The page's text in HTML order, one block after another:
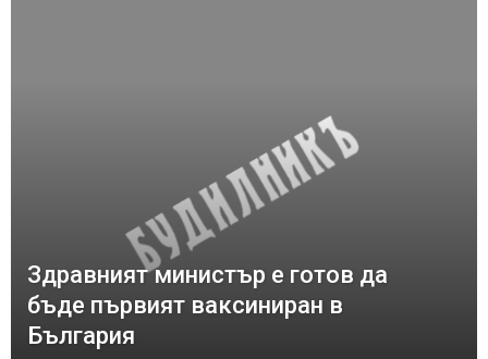
Здравният министър е готов да
бъде първият ваксиниран в
България